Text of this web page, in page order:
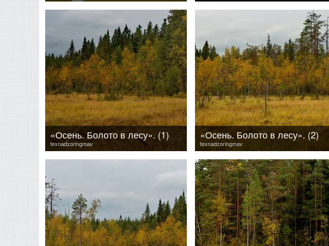
texnadzoringmav
«Осень. Болото в лесу». (1)
texnadzoringmav
«Осень. Болото в лесу». (2)